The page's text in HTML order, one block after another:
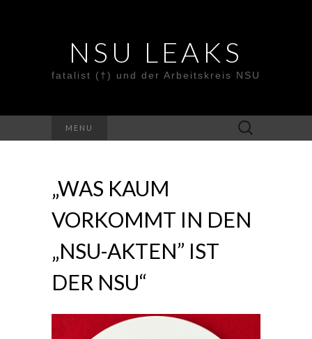
NSU LEAKS
fatalist (†) und der Arbeitskreis NSU
MENU
Suche
nach:
„WAS KAUM
VORKOMMT IN DEN
„NSU-AKTEN” IST
DER NSU“